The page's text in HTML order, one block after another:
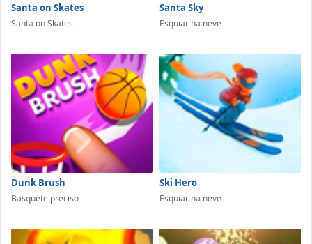
Santa on Skates
Santa on Skates
Santa Sky
Esquiar na neve
Dunk Brush
Basquete preciso
Ski Hero
Esquiar na neve